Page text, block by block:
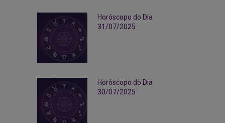
Horóscopo do Dia
31/07/2025
Horóscopo do Dia
30/07/2025